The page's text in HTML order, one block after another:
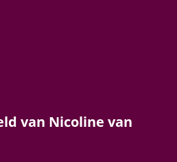
van Nicoline van